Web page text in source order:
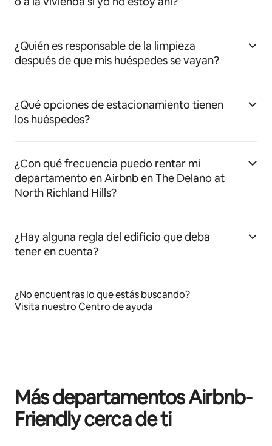
¿Quién es responsable de la limpieza
después de que mis huéspedes se vayan?
¿Qué opciones de estacionamiento tienen
los huéspedes?
¿Con qué frecuencia puedo rentar mi
departamento en Airbnb en The Delano at
North Richland Hills?
¿Hay alguna regla del edificio que deba
tener en cuenta?
¿No encuentras lo que estás buscando?
Visita nuestro Centro de ayuda
Más departamentos Airbnb-
Friendly cerca de ti